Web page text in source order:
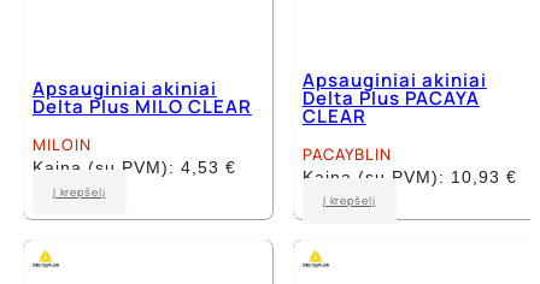
Apsauginiai akiniai
Delta Plus MILO CLEAR
MILOIN
Kaina (su PVM): 4,53 €
Į krepšelį
Apsauginiai akiniai
Delta Plus PACAYA
CLEAR
PACAYBLIN
Kaina (su PVM): 10,93 €
Į krepšelį